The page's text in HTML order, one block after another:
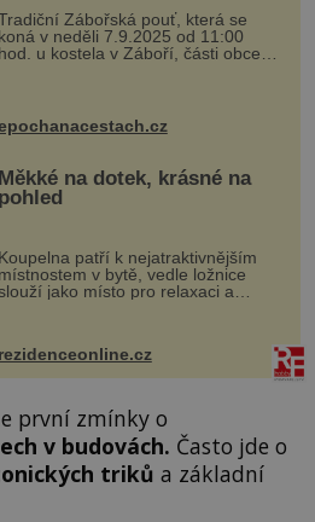
Zábořská pouť, která se
koná v neděli 7.9.2025 od 11:00
hod. u kostela v Záboří, části obce
u Mělníka. V programu naleznete
prohlídku kostela,
na dotek, krásné na
Koupelna patří k nejatraktivnějším
v bytě, vedle ložnice
jako místo pro relaxaci a
Koupelnový textil –
osušky a koberečky –
jako mávnutím kouzelného
první zmínky o
v budovách. Často jde o
triků a základní